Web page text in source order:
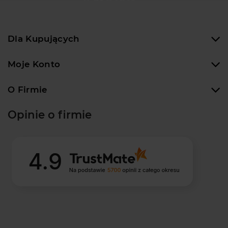
Dla Kupujących
Moje Konto
O Firmie
Opinie o firmie